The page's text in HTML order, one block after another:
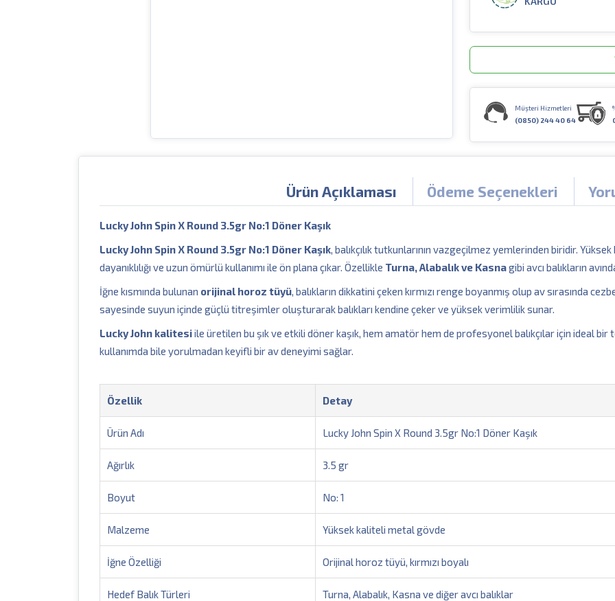
Müşteri Hizmetleri
(0850) 244 40 64
Ürün Açıklaması Ödeme Seçenekleri
Lucky John Spin X Round 3.5gr No:1 Döner Kaşık
Lucky John Spin X Round 3.5gr No:1 Döner Kaşık, balıkçılık tutkunlarının vazgeçilmez yemlerinden biridir.
dayanıklılığı ve uzun ömürlü kullanımı ile ön plana çıkar. Özellikle Turna, Alabalık ve Kasnagibi avcı balıkların
İğne kısmında bulunan orijinal horoz tüyü, balıkların dikkatini çeken kırmızı renge boyanmış olup av sırasında
sayesinde suyun içinde güçlü titreşimler oluşturarak balıkları kendine çeker ve yüksek verimlilik sunar.
Lucky John kalitesiile üretilen bu şık ve etkili döner kaşık, hem amatör hem de profesyonel balıkçılar için ideal
kullanımda bile yorulmadan keyifli bir av deneyimi sağlar.
Özellik Detay
Ürün Adı Lucky John Spin X Round 3.5gr No:1 Döner Kaşık
Ağırlık 3.5 gr
Boyut No: 1
Malzeme Yüksek kaliteli metal gövde
İğne Özelliği Orijinal horoz tüyü, kırmızı boyalı
Hedef Balık Türleri Turna, Alabalık, Kasna ve diğer avcı balıklar